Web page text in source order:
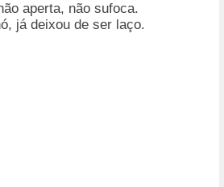
aperta, não sufoca.
já deixou de ser laço.